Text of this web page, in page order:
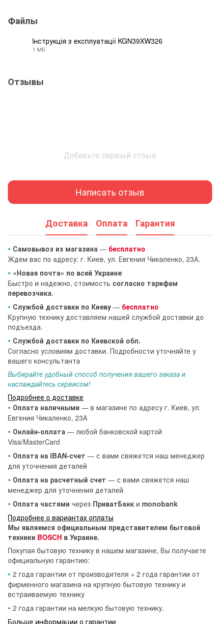
Файлы
Інструкція з експлуатації KGN39XW326
1 МБ
Отзывы
Добавьте первый отзыв
Написать отзыв
Доставка Оплата Гарантия
• Самовывоз из магазина — бесплатно
Ждем вас по адресу: г. Киев, ул. Евгения Чикаленко, 23А.
• «Новая почта» по всей Украине
Быстро и надежно, стоимость согласно тарифам
перевозчика.
• Службой доставки по Киеву — бесплатно
Крупную технику доставляем нашей службой доставки до
подъезда.
• Службой доставки по Киевской обл.
Согласно условиям доставки. Подробности уточняйте у
вашего консультанта
Выбирайте удобный способ получения вашего заказа и
наслаждайтесь сервисом!
Подробнее о доставке
• Оплата наличными — в магазине по адресу г. Киев, ул.
Евгения Чикаленко, 23А
• Онлайн-оплата — любой банковской картой
Visa/MasterCard
• Оплата на IBAN-счет — с вами свяжется наш менеджер
для уточнения деталей
• Оплата на расчетный счет — с вами свяжется наш
менеджер для уточнения деталей
• Оплата частями через ПриватБанк и monobank
Подробнее о вариантах оплаты
Мы являемся официальным представителем бытовой
техники BOSCH в Украине.
Покупая бытовую технику в нашем магазине, Вы получаете
официальную гарантию:
• 2 года гарантии от производителя + 2 года гарантии от
фирменного магазина на крупную бытовую технику и
встраиваемую технику
• 2 года гарантии на мелкую бытовую технику.
Больше информации о гарантии